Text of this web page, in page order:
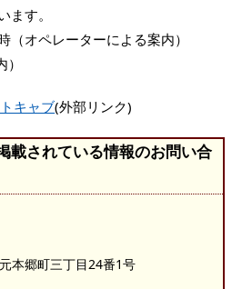
す。
（オペレーターによる案内）
キャブ(外部リンク)
載されている情報のお問い合
本郷町三丁目24番1号